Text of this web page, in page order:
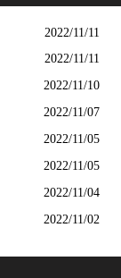
2022/11/11
2022/11/11
2022/11/10
2022/11/07
2022/11/05
2022/11/05
2022/11/04
2022/11/02